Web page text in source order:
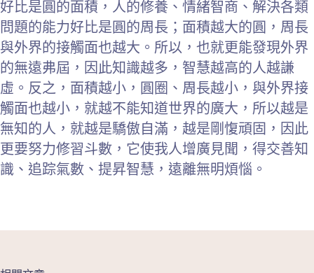
好比是圓的面積，人的修養、情緒智商、解決各類
問題的能力好比是圓的周長；面積越大的圓，周長
與外界的接觸面也越大。所以，也就更能發現外界
的無遠弗屆，因此知識越多，智慧越高的人越謙
虛。反之，面積越小，圓圈、周長越小，與外界接
觸面也越小，就越不能知道世界的廣大，所以越是
無知的人，就越是驕傲自滿，越是剛愎頑固，因此
更要努力修習斗數，它使我人增廣見聞，得交善知
識、追踪氣數、提昇智慧，遠離無明煩惱。